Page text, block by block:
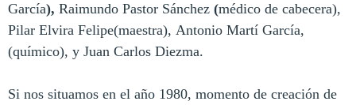
García), Raimundo Pastor Sánchez (médico de cabecera),
Pilar Elvira Felipe(maestra), Antonio Martí García,
(químico), y Juan Carlos Diezma.
Si nos situamos en el año 1980, momento de creación de